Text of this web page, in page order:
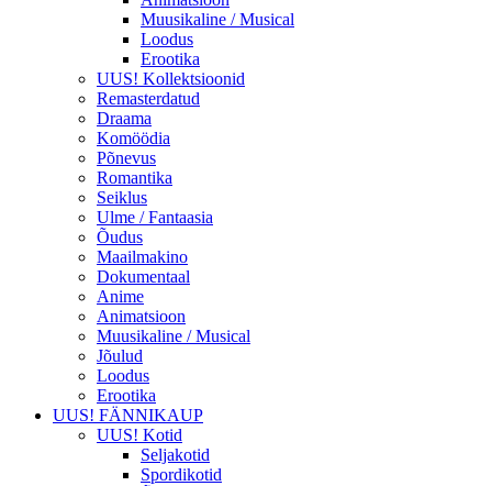
Muusikaline / Musical
Loodus
Erootika
UUS! Kollektsioonid
Remasterdatud
Draama
Komöödia
Põnevus
Romantika
Seiklus
Ulme / Fantaasia
Õudus
Maailmakino
Dokumentaal
Anime
Animatsioon
Muusikaline / Musical
Jõulud
Loodus
Erootika
UUS! FÄNNIKAUP
UUS! Kotid
Seljakotid
Spordikotid